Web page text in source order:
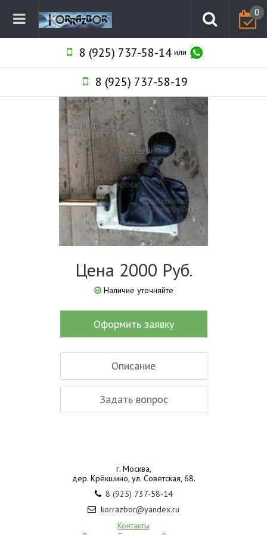
0
8 (925) 737-58-14или
8 (925) 737-58-19
Цена 2000 Руб.
Наличие уточняйте
Оформить заявку
Описание
Задать вопрос
г. Москва,
дер. Крёкшино, ул. Советская, 68.
8 (925) 737-58-14
korrazbor@yandex.ru
Контакты